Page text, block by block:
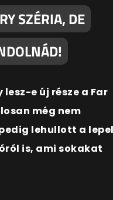
SZÉRIA, DE
e új része a Far
még nem
lehullott a
is, ami sokakat